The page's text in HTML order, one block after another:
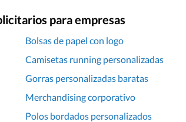
para empresas
Bolsas de papel con logo
Camisetas running personalizadas
Gorras personalizadas baratas
Merchandising corporativo
Polos bordados personalizados